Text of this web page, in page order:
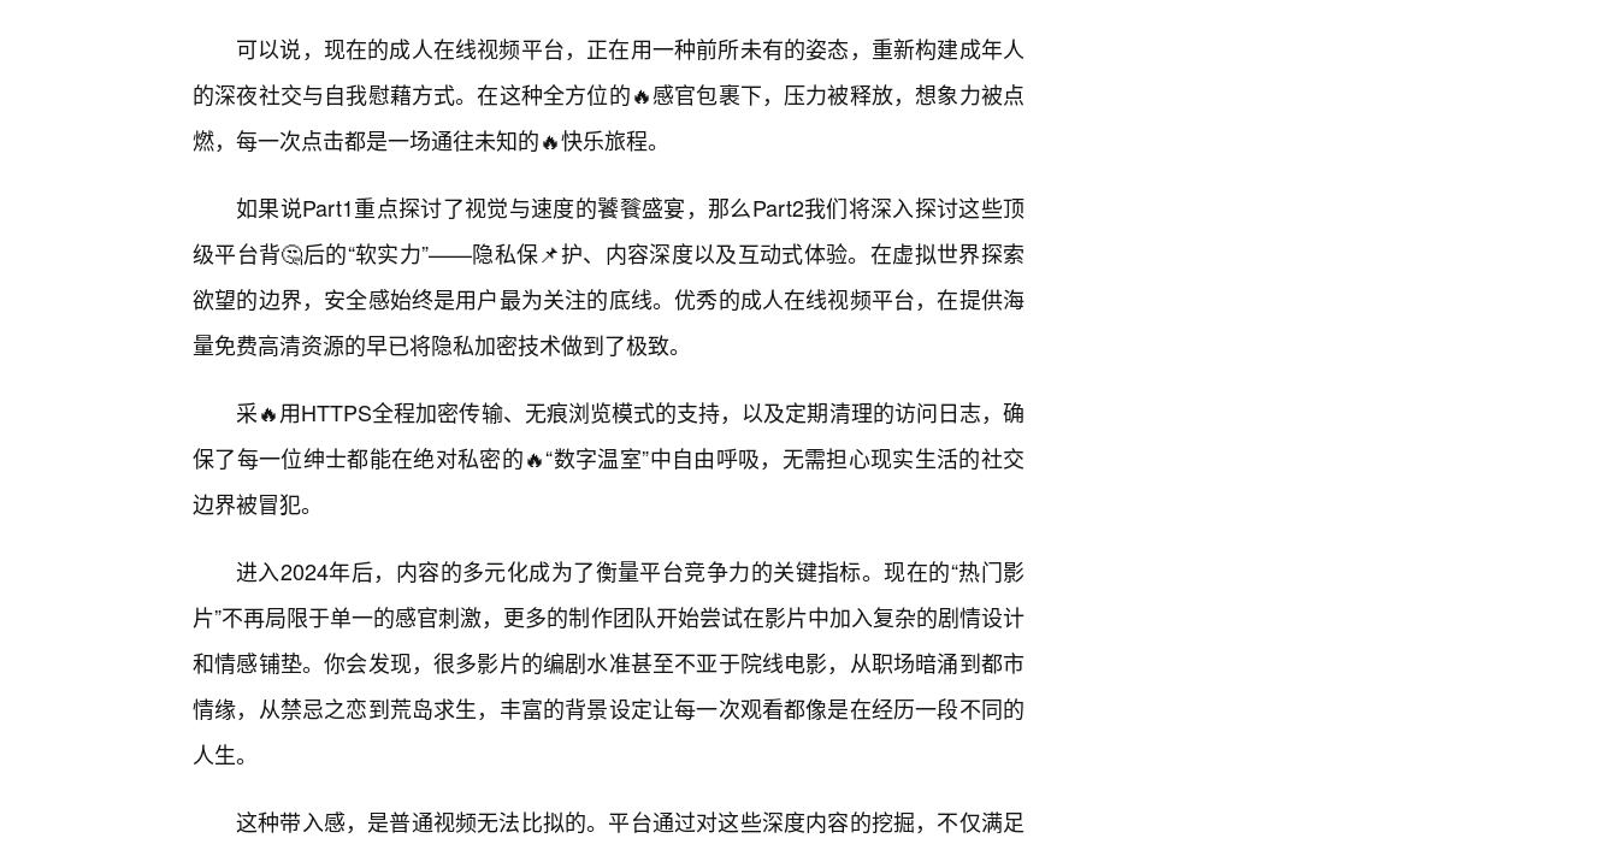
可以说，现在的成人在线视频平台，正在用一种前所未有的姿态，重新构建成年人
的深夜社交与自我慰藉方式。在这种全方位的🔥感官包裹下，压力被释放，想象力被点
燃，每一次点击都是一场通往未知的🔥快乐旅程。
如果说Part1重点探讨了视觉与速度的饕餮盛宴，那么Part2我们将深入探讨这些顶
级平台背🤔后的“软实力”——隐私保📌护、内容深度以及互动式体验。在虚拟世界探索
欲望的边界，安全感始终是用户最为关注的底线。优秀的成人在线视频平台，在提供海
量免费高清资源的早已将隐私加密技术做到了极致。
采🔥用HTTPS全程加密传输、无痕浏览模式的支持，以及定期清理的访问日志，确
保了每一位绅士都能在绝对私密的🔥“数字温室”中自由呼吸，无需担心现实生活的社交
边界被冒犯。
进入2024年后，内容的多元化成为了衡量平台竞争力的关键指标。现在的“热门影
片”不再局限于单一的感官刺激，更多的制作团队开始尝试在影片中加入复杂的剧情设计
和情感铺垫。你会发现，很多影片的编剧水准甚至不亚于院线电影，从职场暗涌到都市
情缘，从禁忌之恋到荒岛求生，丰富的背景设定让每一次观看都像是在经历一段不同的
人生。
这种带入感，是普通视频无法比拟的。平台通过对这些深度内容的挖掘，不仅满足